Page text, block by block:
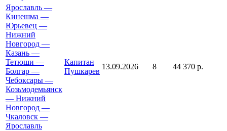
Ярославль —
Кинешма —
Юрьевец —
Нижний
Новгород —
Казань —
Тетюши —
Болгар —
Чебоксары —
Козьмодемьянск
— Нижний
Новгород —
Чкаловск —
Ярославль
Капитан
Пушкарев
13.09.2026 8 44 370 р.